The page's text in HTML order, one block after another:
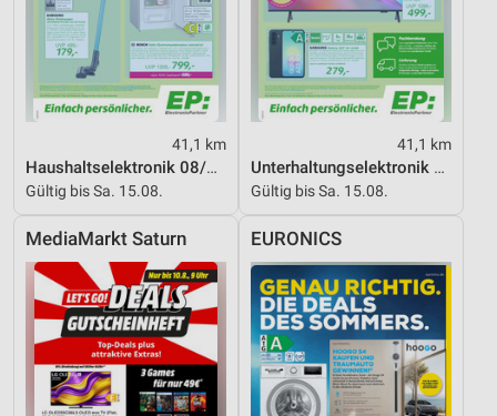
41,1 km
Haushaltselektronik 08/2026
Gültig bis Sa. 15.08.
41,1 km
Unterhaltungselektronik 08/2026
Gültig bis Sa. 15.08.
MediaMarkt Saturn EURONICS